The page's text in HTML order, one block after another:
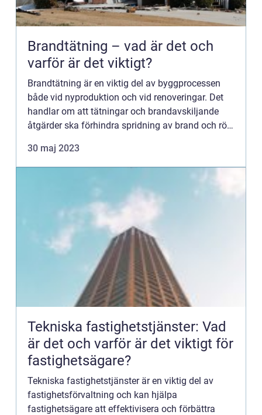
Brandtätning – vad är det och
varför är det viktigt?
Brandtätning är en viktig del av byggprocessen
både vid nyproduktion och vid renoveringar. Det
handlar om att tätningar och brandavskiljande
åtgärder ska förhindra spridning av brand och rök
30 maj 2023
Tekniska fastighetstjänster: Vad
är det och varför är det viktigt för
fastighetsägare?
Tekniska fastighetstjänster är en viktig del av
fastighetsförvaltning och kan hjälpa
fastighetsägare att effektivisera och förbättra